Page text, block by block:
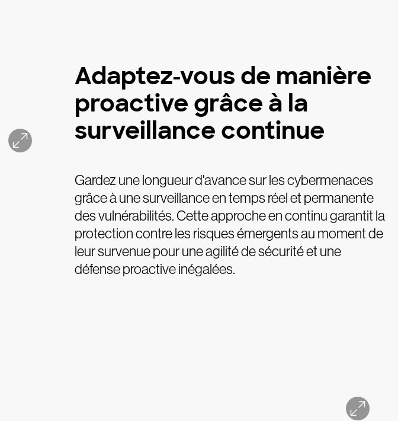
Adaptez-vous de manière
proactive grâce à la
surveillance continue
Gardez une longueur d'avance sur les cybermenaces
grâce à une surveillance en temps réel et permanente
des vulnérabilités. Cette approche en continu garantit la
protection contre les risques émergents au moment de
leur survenue pour une agilité de sécurité et une
défense proactive inégalées.